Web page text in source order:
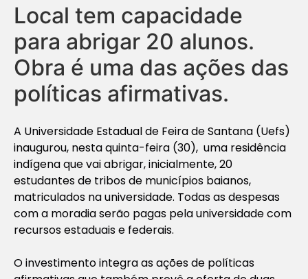
Local tem capacidade
para abrigar 20 alunos.
Obra é uma das ações das
políticas afirmativas.
A Universidade Estadual de Feira de Santana (Uefs)
inaugurou, nesta quinta-feira (30), uma residência
indígena que vai abrigar, inicialmente, 20
estudantes de tribos de municípios baianos,
matriculados na universidade. Todas as despesas
com a moradia serão pagas pela universidade com
recursos estaduais e federais.
O investimento integra as ações de políticas